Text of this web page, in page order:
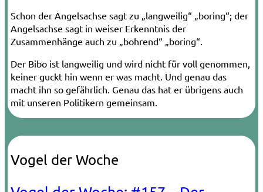
Schon der Angelsachse sagt zu „langweilig“ „boring“; der
Angelsachse sagt in weiser Erkenntnis der
Zusammenhänge auch zu „bohrend“ „boring“.
Der Bibo ist langweilig und wird nicht für voll genommen,
keiner guckt hin wenn er was macht. Und genau das
macht ihn so gefährlich. Genau das hat er übrigens auch
mit unseren Politikern gemeinsam.
Vogel der Woche